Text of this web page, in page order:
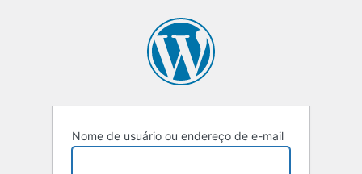
Nome de usuário ou endereço de e-mail